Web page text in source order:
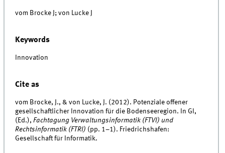
vom Brocke J; von Lucke J
Keywords
Innovation
Cite as
vom Brocke, J., & von Lucke, J. (2012). Potenziale offener
gesellschaftlicher Innovation für die Bodenseeregion. In GI,
(Ed.),Fachtagung Verwaltungsinformatik (FTVI) und
Rechtsinformatik (FTRI) (pp. 1–1). Friedrichshafen:
Gesellschaft für Informatik.